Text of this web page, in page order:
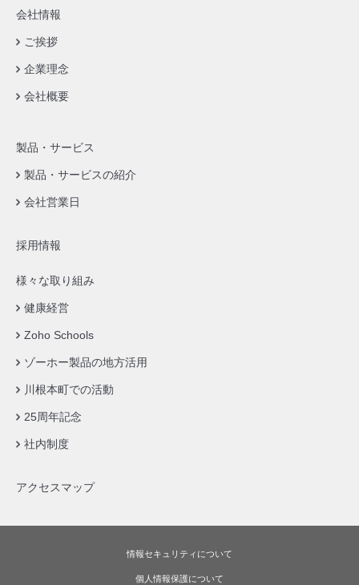
会社情報
ご挨拶
企業理念
会社概要
製品・サービス
製品・サービスの紹介
会社営業日
採用情報
様々な取り組み
健康経営
Zoho Schools
ゾーホー製品の地方活用
川根本町での活動
25周年記念
社内制度
アクセスマップ
情報セキュリティについて
個人情報保護について